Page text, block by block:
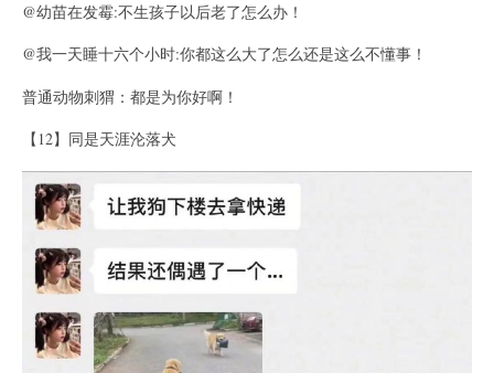
@幼苗在发霉:不生孩子以后老了怎么办！
@我一天睡十六个小时:你都这么大了怎么还是这么不懂事！
普通动物刺猬：都是为你好啊！
【12】同是天涯沦落犬